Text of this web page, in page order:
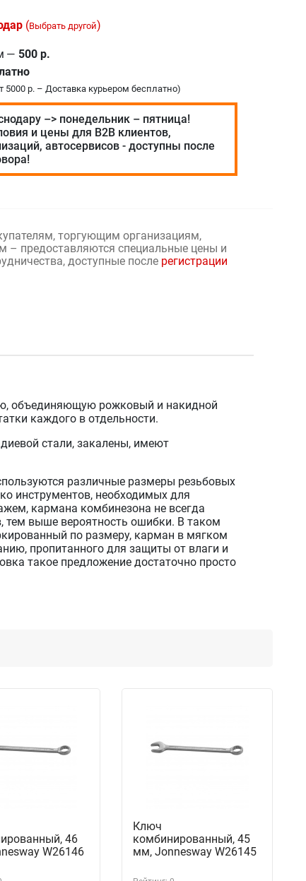
(Выбрать другой)
— 500 р.
5000 р. – Доставка курьером бесплатно)
–> понедельник – пятница!
и цены для В2В клиентов,
автосервисов - доступны после
торгующим организациям,
– предоставляются специальные цены и
доступные после регистрации
объединяющую рожковый и накидной
каждого в отдельности.
стали, закалены, имеют
различные размеры резьбовых
инструментов, необходимых для
кармана комбинезона не всегда
тем выше вероятность ошибки. В таком
по размеру, карман в мягком
пропитанного для защиты от влаги и
такое предложение достаточно просто
46
W26146
Ключ
комбинированный, 45
мм, Jonnesway W26145